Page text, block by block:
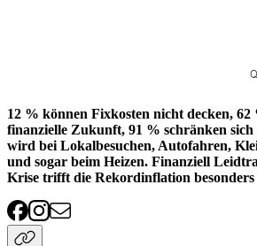
12 % können Fixkosten nicht decken, 62
finanzielle Zukunft, 91 % schränken
wird bei Lokalbesuchen, Autofahren,
und sogar beim Heizen. Finanziell
Krise trifft die Rekordinflation